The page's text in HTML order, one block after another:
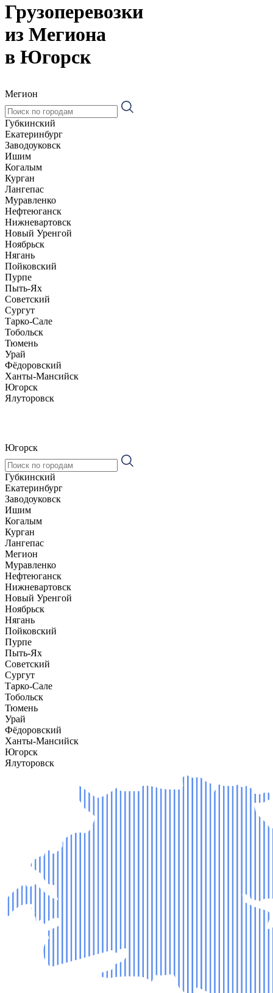
Грузоперевозки
из Мегиона
в Югорск
Мегион
Губкинский
Екатеринбург
Заводоуковск
Ишим
Когалым
Курган
Лангепас
Муравленко
Нефтеюганск
Нижневартовск
Новый Уренгой
Ноябрьск
Нягань
Пойковский
Пурпе
Пыть-Ях
Советский
Сургут
Тарко-Сале
Тобольск
Тюмень
Урай
Фёдоровский
Ханты-Мансийск
Югорск
Ялуторовск
Югорск
Губкинский
Екатеринбург
Заводоуковск
Ишим
Когалым
Курган
Лангепас
Мегион
Муравленко
Нефтеюганск
Нижневартовск
Новый Уренгой
Ноябрьск
Нягань
Пойковский
Пурпе
Пыть-Ях
Советский
Сургут
Тарко-Сале
Тобольск
Тюмень
Урай
Фёдоровский
Ханты-Мансийск
Югорск
Ялуторовск